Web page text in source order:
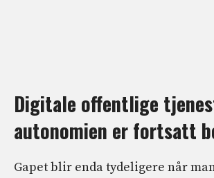
Digitale offentlige
autonomien er fortsatt
Gapet blir enda tydeligere når